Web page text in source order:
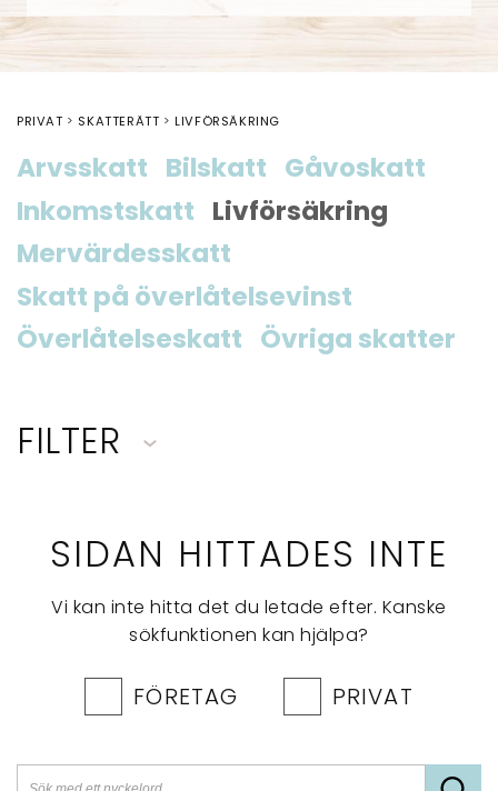
PRIVAT SKATTERÄTT LIVFÖRSÄKRING
Arvsskatt Bilskatt Gåvoskatt
Inkomstskatt Livförsäkring
Mervärdesskatt
Skatt på överlåtelsevinst
Överlåtelseskatt Övriga skatter
FILTER
SIDAN HITTADES INTE
Vi kan inte hitta det du letade efter. Kanske
sökfunktionen kan hjälpa?
FÖRETAG PRIVAT